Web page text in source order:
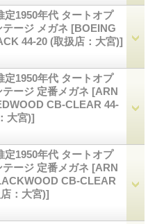
1950年代 タートオプ
ージ メガネ [BOEING
44-20 (取扱店：大宮)]
1950年代 タートオプ
ージ 定番メガネ [ARN
CB-CLEAR 44-
大宮)]
1950年代 タートオプ
ージ 定番メガネ [ARN
CB-CLEAR
：大宮)]